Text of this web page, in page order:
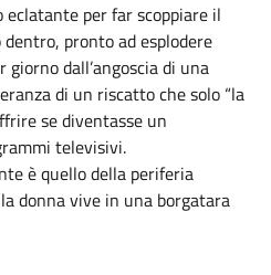
per far scoppiare il
pronto ad esplodere
dall’angoscia di una
di un riscatto che solo “la
se diventasse un
televisivi.
è quello della periferia
donna vive in una borgatara